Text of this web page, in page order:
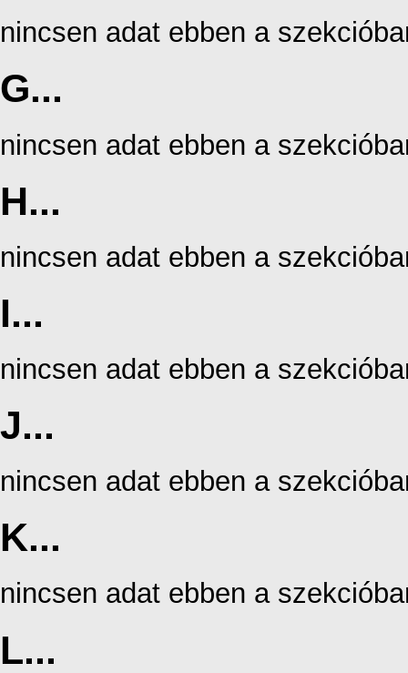
nincsen adat ebben a
G...
nincsen adat ebben a
H...
nincsen adat ebben a
I...
nincsen adat ebben a
J...
nincsen adat ebben a
K...
nincsen adat ebben a
L...